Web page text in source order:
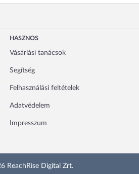
HASZNOS
Vásárlási tanácsok
Segítség
Felhasználási feltételek
Adatvédelem
Impresszum
ReachRise Digital Zrt.